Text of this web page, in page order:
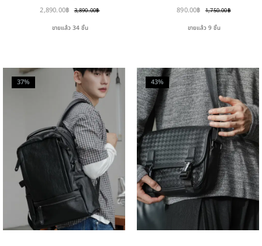
2,890.00฿ 3,890.00฿
ขายแล้ว 34 ชิ้น
890.00฿ 1,750.00฿
ขายแล้ว 9 ชิ้น
37% 43%